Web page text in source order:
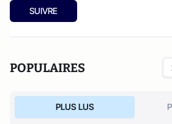
un rapport sur la laïcité. Il a cofondé en
Républicain (avec le politologue
SUIVRE
POPULAIRES
PLUS LUS